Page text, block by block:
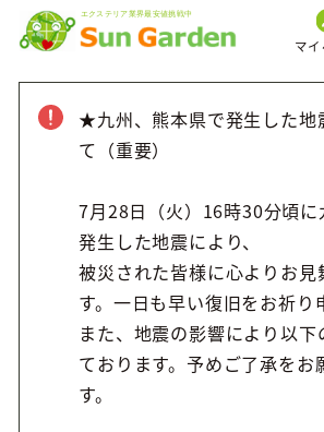
マ
★九州、熊本県で発生した地
て（重要）
7月28日（火）16時30分頃に
発生した地震により、
被災された皆様に心よりお見
す。一日も早い復旧をお祈り
また、地震の影響により以下
ております。予めご了承をお
す。